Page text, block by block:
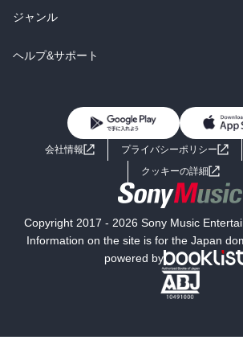
BL・TL
雑誌・グラビア
BL・TL
ラノベ
雑誌・グラビア
総合
ラノベ
ジャンル
コミック
ライトノベル 男子向け
小説
海外小説
ミステリー SF
文学
ヘルプ&サポート
よくあるご質問 お問い合
会社情報 プライバシーポリシー
クッキーの詳細
Copyright 2017 - 2026 Sony Music
Information on the site is for the Japan
powered by